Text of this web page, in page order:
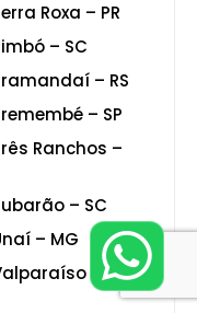
Roxa – PR
– SC
– RS
– SP
Ranchos –
– SC
– MG
de